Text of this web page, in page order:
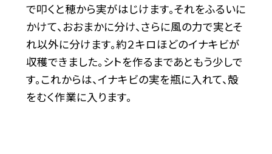
で叩くと穂から実がはじけます。それをふるいに
かけて、おおまかに分け、さらに風の力で実とそ
れ以外に分けます。約２キロほどのイナキビが
収穫できました。シトを作るまであともう少しで
す。これからは、イナキビの実を瓶に入れて、殻
をむく作業に入ります。